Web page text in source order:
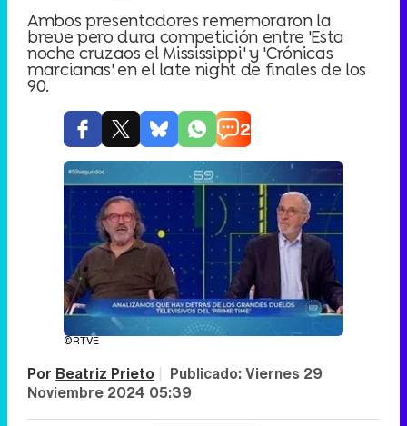
Ambos presentadores rememoraron la
breve pero dura competición entre 'Esta
noche cruzaos el Mississippi' y 'Crónicas
marcianas' en el late night de finales de los
90.
2
©RTVE
Por Beatriz Prieto | Publicado:Viernes 29
Noviembre 2024 05:39